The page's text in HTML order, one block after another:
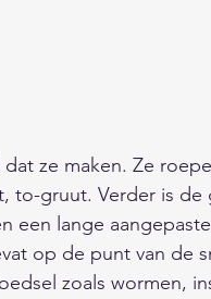
ze maken. Ze
to-gruut. Verder is de
lange
op de punt van de
zoals wormen,